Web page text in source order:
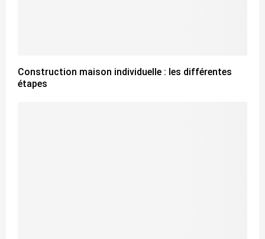
Construction maison individuelle : les différentes
étapes